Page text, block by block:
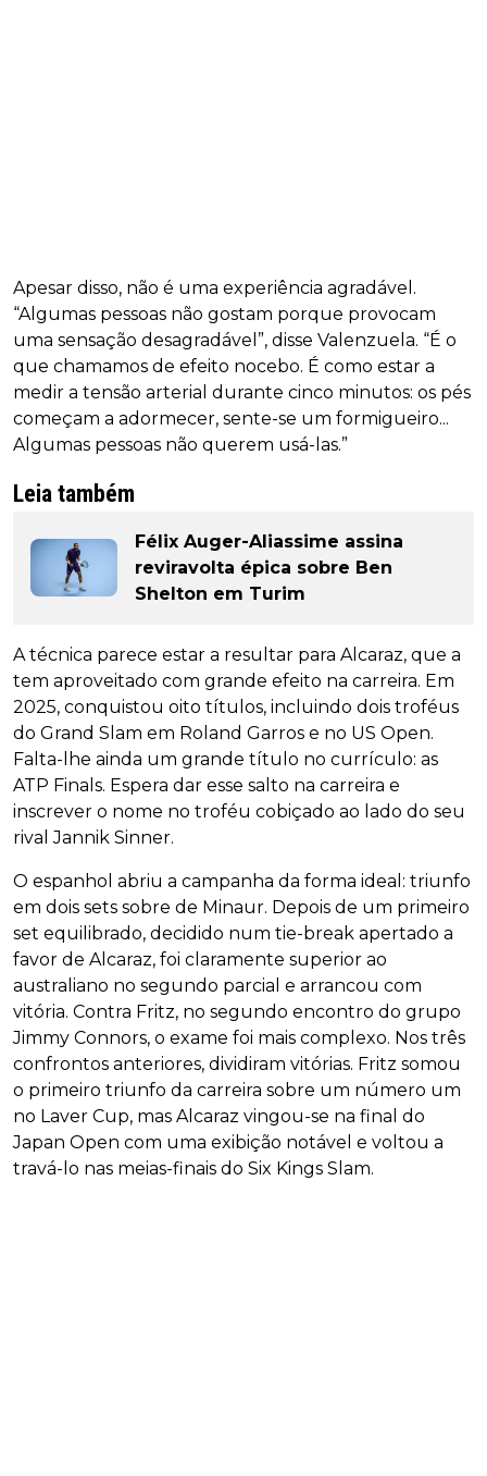
Apesar disso, não é uma experiência agradável.
“Algumas pessoas não gostam porque provocam
uma sensação desagradável”, disse Valenzuela. “É o
que chamamos de efeito nocebo. É como estar a
medir a tensão arterial durante cinco minutos: os pés
começam a adormecer, sente-se um formigueiro...
Algumas pessoas não querem usá-las.”
Leia também
Félix Auger-Aliassime assina
reviravolta épica sobre Ben
Shelton em Turim
A técnica parece estar a resultar para Alcaraz, que a
tem aproveitado com grande efeito na carreira. Em
2025, conquistou oito títulos, incluindo dois troféus
do Grand Slam em Roland Garros e no US Open.
Falta-lhe ainda um grande título no currículo: as
ATP Finals. Espera dar esse salto na carreira e
inscrever o nome no troféu cobiçado ao lado do seu
rival Jannik Sinner.
O espanhol abriu a campanha da forma ideal: triunfo
em dois sets sobre de Minaur. Depois de um primeiro
set equilibrado, decidido num tie-break apertado a
favor de Alcaraz, foi claramente superior ao
australiano no segundo parcial e arrancou com
vitória. Contra Fritz, no segundo encontro do grupo
Jimmy Connors, o exame foi mais complexo. Nos três
confrontos anteriores, dividiram vitórias. Fritz somou
o primeiro triunfo da carreira sobre um número um
no Laver Cup, mas Alcaraz vingou-se na final do
Japan Open com uma exibição notável e voltou a
travá-lo nas meias-finais do Six Kings Slam.